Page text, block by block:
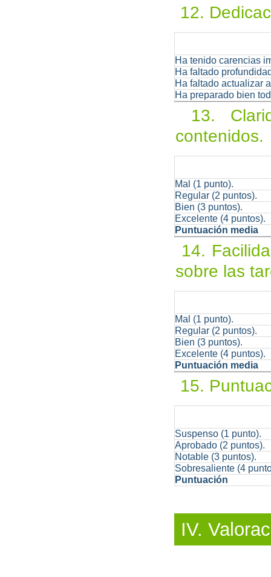
12.
Ha tenido carencias
Ha faltado
Ha faltado actualizar
Ha preparado bien
13.
Mal (1 punto).
Regular (2 puntos).
Bien (3 puntos).
Excelente (4 puntos).
Puntuación media
14.
sobre las
Mal (1 punto).
Regular (2 puntos).
Bien (3 puntos).
Excelente (4 puntos).
Puntuación media
15.
Suspenso (1 punto).
Aprobado (2 puntos).
Notable (3 puntos).
Sobresaliente (4
Puntuación
IV.